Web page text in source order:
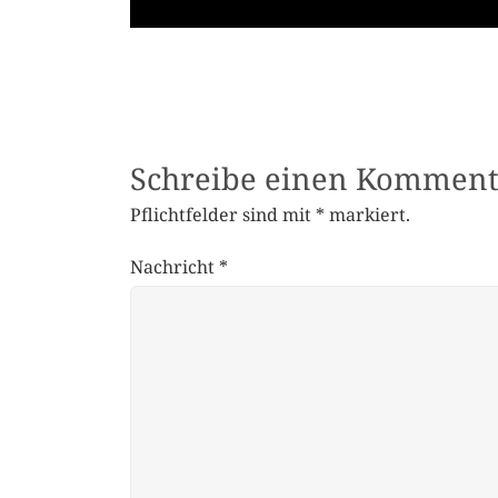
Schreibe einen
Pflichtfelder sind mit * markiert.
Nachricht *